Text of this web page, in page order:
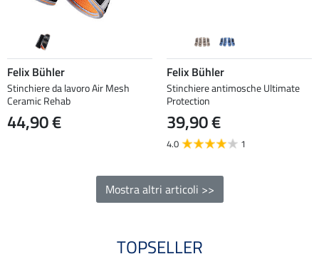
Felix Bühler
Stinchiere da lavoro Air Mesh
Ceramic Rehab
44,90 €
Felix Bühler
Stinchiere antimosche Ultimate
Protection
39,90 €
4.0 1
Mostra altri articoli >>
TOPSELLER